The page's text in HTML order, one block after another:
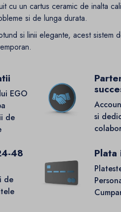
cu un cartus ceramic de inalta
si de lunga durata.
si linii elegante, acest sistem
EGO
de
si
48
de
Plata